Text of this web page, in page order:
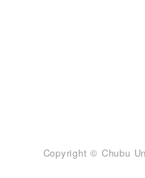
Copyright © Chubu